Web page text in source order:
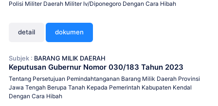
Polisi Militer Daerah Militer Iv/Diponegoro Dengan Cara Hibah
detail dokumen
Subjek : BARANG MILIK DAERAH
Keputusan Gubernur Nomor 030/183 Tahun 2023
Tentang Persetujuan Pemindahtanganan Barang Milik Daerah Provinsi
Jawa Tengah Berupa Tanah Kepada Pemerintah Kabupaten Kendal
Dengan Cara Hibah